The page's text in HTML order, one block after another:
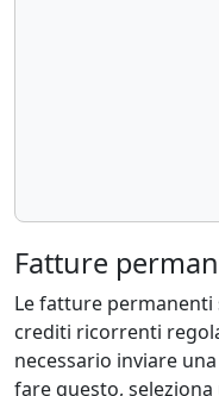
Fatture
Le fatture
crediti ricorrenti
necessario inviare
fare questo,